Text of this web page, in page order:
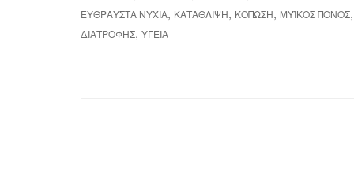
ΕΎΘΡΑΥΣΤΑ ΝΎΧΙΑ, ΚΑΤΆΘΛΙΨΗ, ΚΌΠΩΣΗ, ΜΥΪΚΌΣ ΠΌΝΟΣ,
ΔΙΑΤΡΟΦΉΣ, ΥΓΕΊΑ